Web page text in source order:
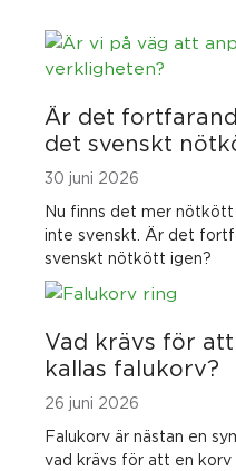
Är det
det svenskt
30 juni 2026
Nu finns det mer
inte svenskt. Är det
svenskt nötkött igen?
Vad krävs för
kallas falukorv?
26 juni 2026
Falukorv är nästan en
vad krävs för att en korv